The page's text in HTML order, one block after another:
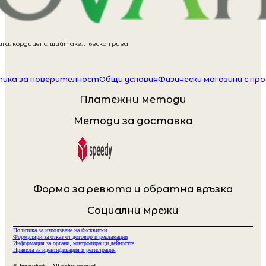
кордицепс, шийтаке, лъвска грива
за поверителностОбщи условияФизически магазини с
Платежни методи
Методи за доставка
Форма за ревюта и обратна връзка
Социални мрежи
Политика за използване на бисквитки
Формуляри за отказ от договор и рекламации
Информация за органи, контролиращи дейността
Правила за идентификация и регистрация